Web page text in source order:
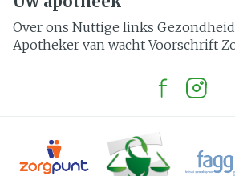
Over ons Nuttige links
Apotheker van wacht Voorschrift